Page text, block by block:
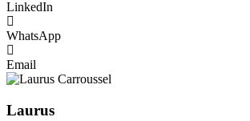
LinkedIn
WhatsApp
Email
Laurus